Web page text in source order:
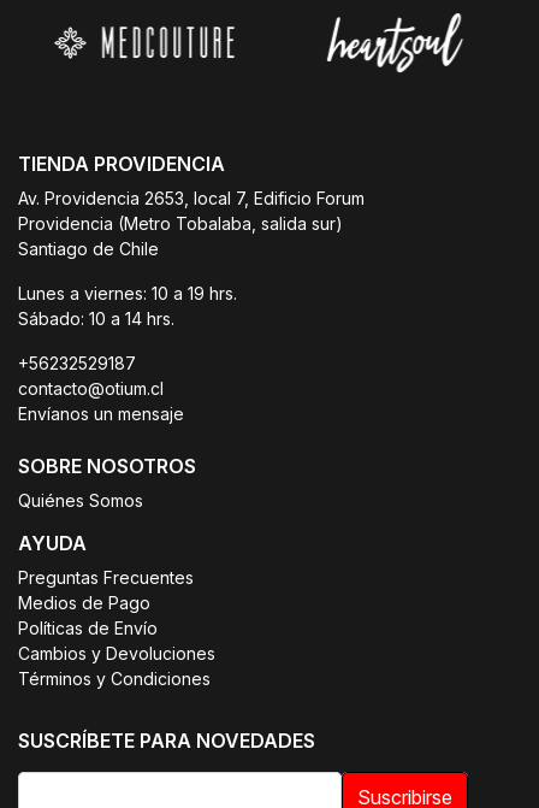
TIENDA PROVIDENCIA
Av. Providencia 2653, local 7, Edificio Forum
Providencia (Metro Tobalaba, salida sur)
Santiago de Chile
Lunes a viernes: 10 a 19 hrs.
Sábado: 10 a 14 hrs.
+56232529187
contacto@otium.cl
Envíanos un mensaje
SOBRE NOSOTROS
Quiénes Somos
AYUDA
Preguntas Frecuentes
Medios de Pago
Políticas de Envío
Cambios y Devoluciones
Términos y Condiciones
SUSCRÍBETE PARA NOVEDADES
Suscribirse